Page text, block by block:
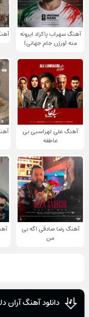
آهنگ سهراب پاکزاد ایرونه
منه (ورژن جام جهانی)
آهنگ علی لهراسبی بی
عاطفه
آهنگ رضا صادقی اگه بی
من
دانلود آهنگ آران